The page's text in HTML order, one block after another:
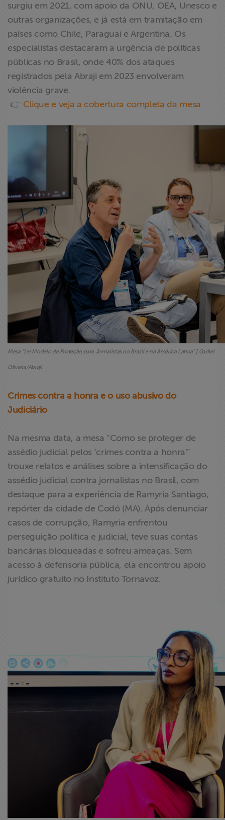
surgiu em 2021, com apoio da ONU, OEA, Unesco e
outras organizações, e já está em tramitação em
países como Chile, Paraguai e Argentina. Os
especialistas destacaram a urgência de políticas
públicas no Brasil, onde 40% dos ataques
registrados pela Abraji em 2023 envolveram
violência grave.
👉 Clique e veja a cobertura completa da mesa
Mesa “Lei Modelo de Proteção para Jornalistas no Brasil e na América Latina” | Gadiel
Oliveira/Abraji
Crimes contra a honra e o uso abusivo do
Judiciário
Na mesma data, a mesa “Como se proteger de
assédio judicial pelos ‘crimes contra a honra’”
trouxe relatos e análises sobre a intensificação do
assédio judicial contra jornalistas no Brasil, com
destaque para a experiência de Ramyria Santiago,
repórter da cidade de Codó (MA). Após denunciar
casos de corrupção, Ramyria enfrentou
perseguição política e judicial, teve suas contas
bancárias bloqueadas e sofreu ameaças. Sem
acesso à defensoria pública, ela encontrou apoio
jurídico gratuito no Instituto Tornavoz.